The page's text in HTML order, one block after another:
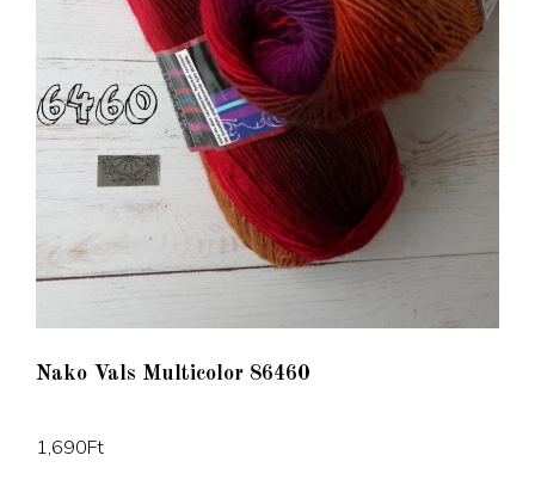
Nako Vals Multicolor 86460
1,690Ft